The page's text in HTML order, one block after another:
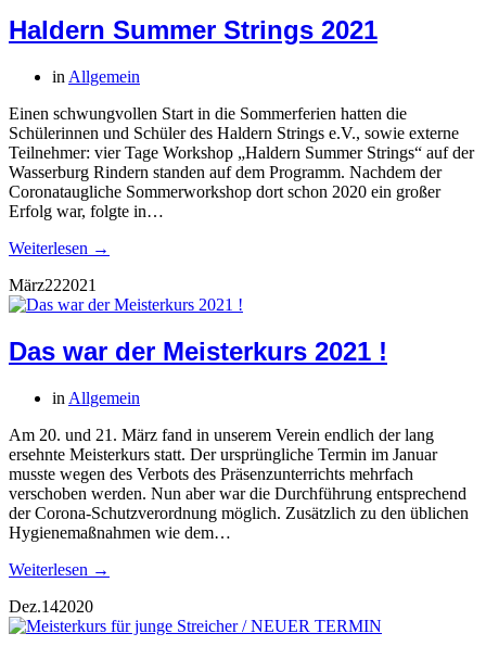
Haldern Summer Strings 2021
in Allgemein
Einen schwungvollen Start in die Sommerferien hatten die
Schülerinnen und Schüler des Haldern Strings e.V., sowie externe
Teilnehmer: vier Tage Workshop „Haldern Summer Strings“ auf der
Wasserburg Rindern standen auf dem Programm. Nachdem der
Coronataugliche Sommerworkshop dort schon 2020 ein großer
Erfolg war, folgte in…
Weiterlesen →
März222021
Das war der Meisterkurs 2021 !
in Allgemein
Am 20. und 21. März fand in unserem Verein endlich der lang
ersehnte Meisterkurs statt. Der ursprüngliche Termin im Januar
musste wegen des Verbots des Präsenzunterrichts mehrfach
verschoben werden. Nun aber war die Durchführung entsprechend
der Corona-Schutzverordnung möglich. Zusätzlich zu den üblichen
Hygienemaßnahmen wie dem…
Weiterlesen →
Dez.142020